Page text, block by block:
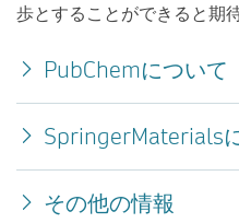
歩とすることができると期
PubChemについて
SpringerMaterials
その他の情報